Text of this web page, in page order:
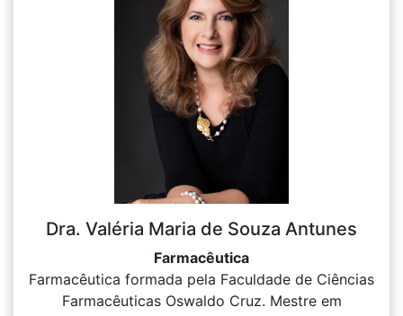
Dra. Valéria Maria de Souza Antunes
Farmacêutica
Farmacêutica formada pela Faculdade de Ciências
Farmacêuticas Oswaldo Cruz. Mestre em